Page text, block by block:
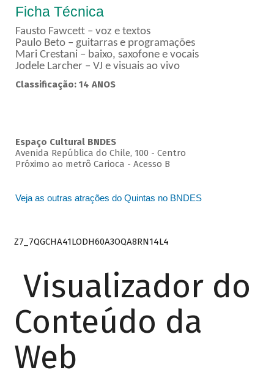
Ficha Técnica
Fausto Fawcett – voz e textos
Paulo Beto – guitarras e programações
Mari Crestani – baixo, saxofone e vocais
Jodele Larcher – VJ e visuais ao vivo
Classificação: 14 ANOS
Espaço Cultural BNDES
Avenida República do Chile, 100 - Centro
Próximo ao metrô Carioca - Acesso B
Veja as outras atrações do Quintas no BNDES
Z7_7QGCHA41LODH60A3OQA8RN14L4
Visualizador do
Conteúdo da
Web